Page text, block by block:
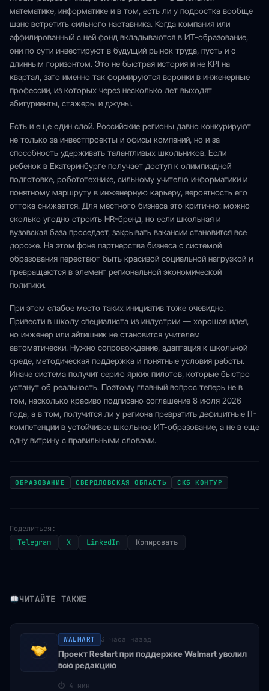
математике, информатике и в том, есть ли у подростка вообще
шанс встретить сильного наставника. Когда компания или
аффилированный с ней фонд вкладываются в ИТ-образование,
они по сути инвестируют в будущий рынок труда, пусть и с
длинным горизонтом. Это не быстрая история и не KPI на
квартал, зато именно так формируются воронки в инженерные
профессии, из которых через несколько лет выходят
абитуриенты, стажеры и джуны.
Есть и еще один слой. Российские регионы давно конкурируют
не только за инвестпроекты и офисы компаний, но и за
способность удерживать талантливых школьников. Если
ребенок в Екатеринбурге получает доступ к олимпиадной
подготовке, робототехнике, сильному учителю информатики и
понятному маршруту в инженерную карьеру, вероятность его
оттока снижается. Для местного бизнеса это критично: можно
сколько угодно строить HR-бренд, но если школьная и
вузовская база проседает, закрывать вакансии становится все
дороже. На этом фоне партнерства бизнеса с системой
образования перестают быть красивой социальной нагрузкой и
превращаются в элемент региональной экономической
политики.
При этом слабое место таких инициатив тоже очевидно.
Привести в школу специалиста из индустрии — хорошая идея,
но инженер или айтишник не становится учителем
автоматически. Нужно сопровождение, адаптация к школьной
среде, методическая поддержка и понятные условия работы.
Иначе система получит серию ярких пилотов, которые быстро
устанут об реальность. Поэтому главный вопрос теперь не в
том, насколько красиво подписано соглашение 8 июля 2026
года, а в том, получится ли у региона превратить дефицитные IT-
компетенции в устойчивое школьное ИТ-образование, а не в еще
одну витрину с правильными словами.
ОБРАЗОВАНИЕ СВЕРДЛОВСКАЯ ОБЛАСТЬ СКБ КОНТУР
Поделиться:
Telegram
X LinkedIn Копировать
ЧИТАЙТЕ ТАКЖЕ
WALMART 3 часа назад
Проект Restart при поддержке Walmart уволил
всю редакцию
⏱ 4 мин